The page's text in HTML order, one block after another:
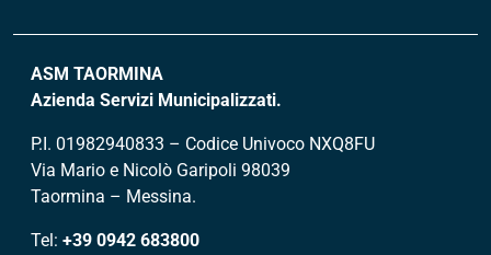
ASM TAORMINA
Azienda Servizi Municipalizzati.
P.I. 01982940833 – Codice Univoco NXQ8FU
Via Mario e Nicolò Garipoli 98039
Taormina – Messina.
Tel: +39 0942 683800